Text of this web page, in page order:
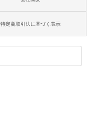
特定商取引法に基づく表示